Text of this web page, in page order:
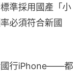
準採用國產「小
必須符合新國
國行iPhone——都